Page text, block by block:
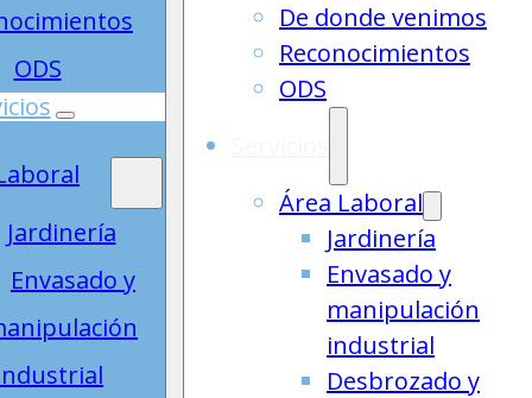
ODS
Jardinería
Envasado y
De donde venimos
Reconocimientos
ODS
Área Laboral
Jardinería
Envasado y
manipulación
industrial
Desbrozado y